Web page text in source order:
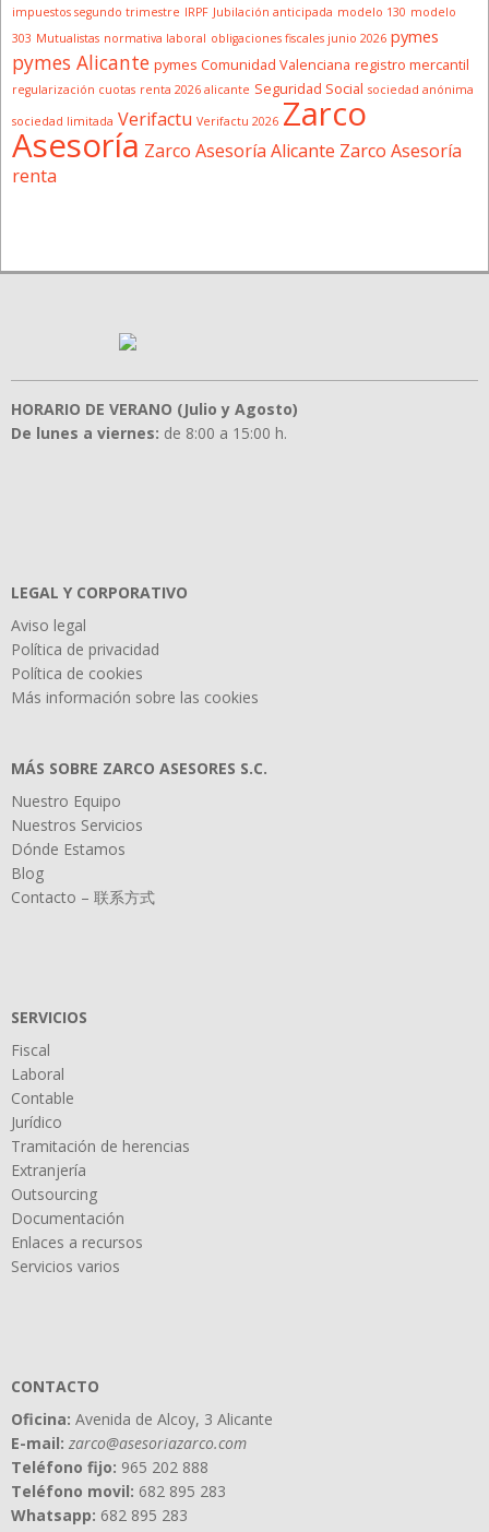
impuestos segundo trimestre IRPF Jubilación anticipada modelo 130 modelo
303 Mutualistas normativa laboral obligaciones fiscales junio 2026 pymes
pymes Alicante pymes Comunidad Valenciana registro mercantil
regularización cuotas renta 2026 alicante Seguridad Social sociedad anónima
sociedad limitada Verifactu Verifactu 2026 Zarco
Asesoría Zarco Asesoría Alicante Zarco Asesoría
renta
HORARIO DE VERANO (Julio y Agosto)
De lunes a viernes: de 8:00 a 15:00 h.
LEGAL Y CORPORATIVO
Aviso legal
Política de privacidad
Política de cookies
Más información sobre las cookies
MÁS SOBRE ZARCO ASESORES S.C.
Nuestro Equipo
Nuestros Servicios
Dónde Estamos
Blog
Contacto – 联系方式
SERVICIOS
Fiscal
Laboral
Contable
Jurídico
Tramitación de herencias
Extranjería
Outsourcing
Documentación
Enlaces a recursos
Servicios varios
CONTACTO
Oficina: Avenida de Alcoy, 3 Alicante
E-mail: zarco@asesoriazarco.com
Teléfono fijo: 965 202 888
Teléfono movil: 682 895 283
Whatsapp: 682 895 283